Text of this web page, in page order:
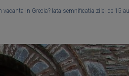
vacanta in Grecia? Iata semnificatia zilei de 15